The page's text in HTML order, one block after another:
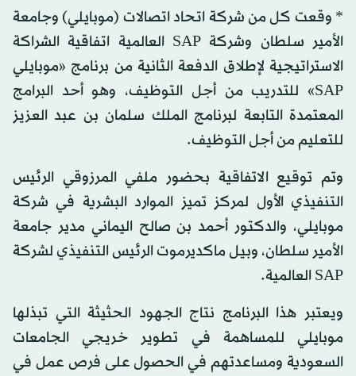
* وقعت كل من شركة اتحاد اتصالات (موبايلي) وجامعة
الأمير سلطان وشركة SAP العالمية اتفاقية الشراكة
الاستراتيجية لإطلاق الدفعة الثانية من برنامج «موبايلي
SAP» للتدريب من أجل التوظيف، وهو أحد البرامج
المعتمدة التابعة لبرنامج الملك سلمان بن عبد العزيز
للتعليم من أجل التوظيف.
وتم توقيع الاتفاقية بحضور ملفي المرزوقي الرئيس
التنفيذي الأول لمركز تميز الموارد البشرية في شركة
موبايلي، والدكتور أحمد بن صالح اليماني مدير جامعة
الأمير سلطان، وبيل ماكديرموت الرئيس التنفيذي لشركة
SAP العالمية.
ويعتبر هذا البرنامج نتاج الجهود الحثيثة التي تبذلها
موبايلي للمساهمة في تطوير خريجي الجامعات
السعودية ومساعدتهم في الحصول على فرص عمل في